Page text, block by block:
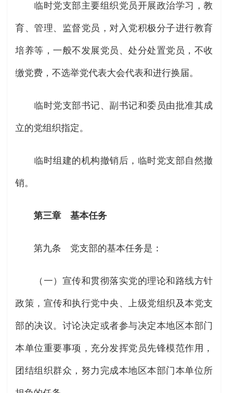
临时党支部主要组织党员开展政治学习，教
育、管理、监督党员，对入党积极分子进行教育
培养等，一般不发展党员、处分处置党员，不收
缴党费，不选举党代表大会代表和进行换届。
临时党支部书记、副书记和委员由批准其成
立的党组织指定。
临时组建的机构撤销后，临时党支部自然撤
销。
第三章 基本任务
第九条 党支部的基本任务是：
（一）宣传和贯彻落实党的理论和路线方针
政策，宣传和执行党中央、上级党组织及本党支
部的决议。讨论决定或者参与决定本地区本部门
本单位重要事项，充分发挥党员先锋模范作用，
团结组织群众，努力完成本地区本部门本单位所